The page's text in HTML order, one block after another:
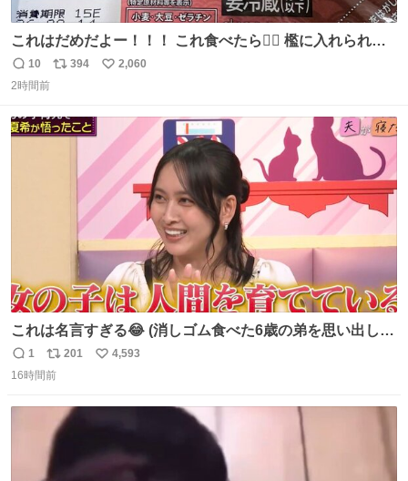
これはだめだよー！！！ これ食べたら🧜‍♀️ 檻に入れられ
返
信
10
リ
ト
394
い
2,060
2時間前
これは名言すぎる😂 (消しゴム食べた6歳の弟を思い出しな
がら)
返
信
1
リ
ポ
数
201
い
4,593
16時間前